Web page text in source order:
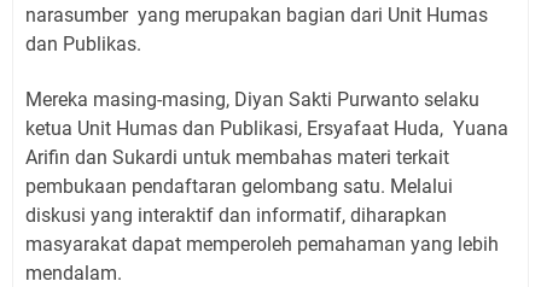
narasumber yang merupakan bagian dari Unit Humas
dan Publikas.
Mereka masing-masing, Diyan Sakti Purwanto selaku
ketua Unit Humas dan Publikasi, Ersyafaat Huda, Yuana
Arifin dan Sukardi untuk membahas materi terkait
pembukaan pendaftaran gelombang satu. Melalui
diskusi yang interaktif dan informatif, diharapkan
masyarakat dapat memperoleh pemahaman yang lebih
mendalam.